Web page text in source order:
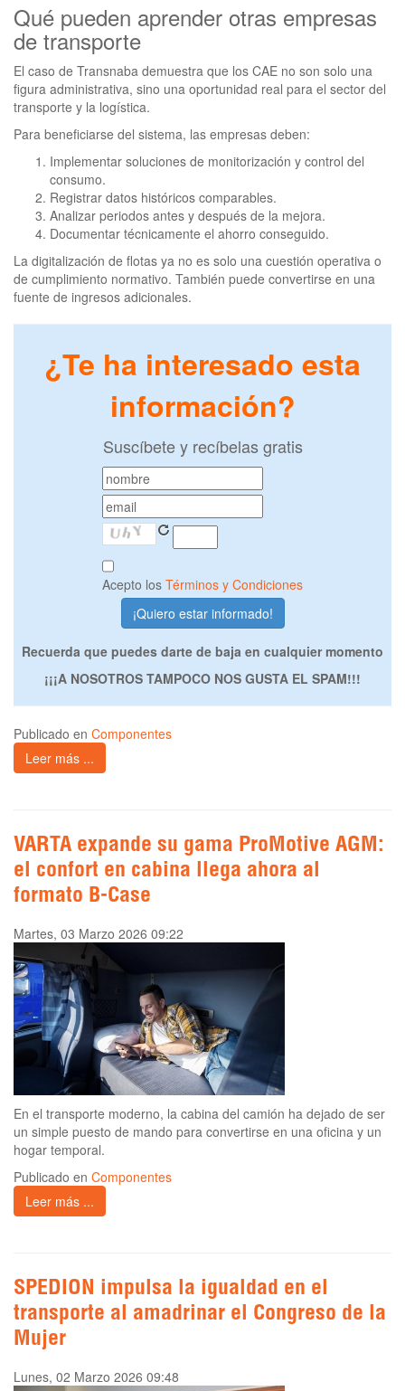
Qué pueden aprender otras empresas
de transporte
El caso de Transnaba demuestra que los CAE no son solo una
figura administrativa, sino una oportunidad real para el sector del
transporte y la logística.
Para beneficiarse del sistema, las empresas deben:
Implementar soluciones de monitorización y control del
consumo.
Registrar datos históricos comparables.
Analizar periodos antes y después de la mejora.
Documentar técnicamente el ahorro conseguido.
La digitalización de flotas ya no es solo una cuestión operativa o
de cumplimiento normativo. También puede convertirse en una
fuente de ingresos adicionales.
¿Te ha interesado esta
información?
Suscíbete y recíbelas gratis
Acepto los Términos y Condiciones
Recuerda que puedes darte de baja en cualquier momento
¡¡¡A NOSOTROS TAMPOCO NOS GUSTA EL SPAM!!!
Publicado en Componentes
Leer más ...
VARTA expande su gama ProMotive AGM:
el confort en cabina llega ahora al
formato B-Case
Martes, 03 Marzo 2026 09:22
En el transporte moderno, la cabina del camión ha dejado de ser
un simple puesto de mando para convertirse en una oficina y un
hogar temporal.
Publicado en Componentes
Leer más ...
SPEDION impulsa la igualdad en el
transporte al amadrinar el Congreso de la
Mujer
Lunes, 02 Marzo 2026 09:48